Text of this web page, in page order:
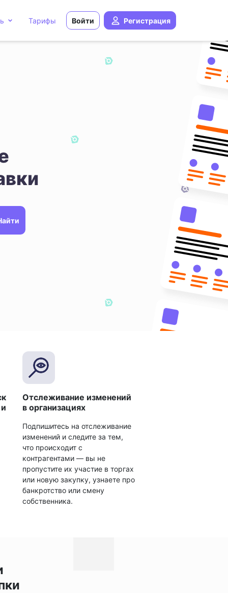
Тарифы Войти Регистрация
Отслеживание изменений
в организациях
Подпишитесь на отслеживание
изменений и следите за тем,
что происходит с
контрагентами — вы не
пропустите их участие в торгах
или новую закупку, узнаете про
банкротство или смену
собственника.